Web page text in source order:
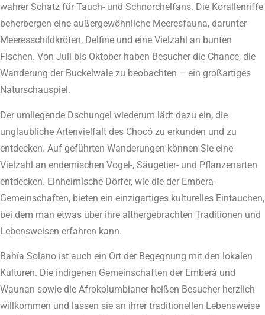
wahrer Schatz für Tauch- und Schnorchelfans. Die Korallenriffe
beherbergen eine außergewöhnliche Meeresfauna, darunter
Meeresschildkröten, Delfine und eine Vielzahl an bunten
Fischen. Von Juli bis Oktober haben Besucher die Chance, die
Wanderung der Buckelwale zu beobachten – ein großartiges
Naturschauspiel.
Der umliegende Dschungel wiederum lädt dazu ein, die
unglaubliche Artenvielfalt des Chocó zu erkunden und zu
entdecken. Auf geführten Wanderungen können Sie eine
Vielzahl an endemischen Vogel-, Säugetier- und Pflanzenarten
entdecken. Einheimische Dörfer, wie die der Embera-
Gemeinschaften, bieten ein einzigartiges kulturelles Eintauchen,
bei dem man etwas über ihre althergebrachten Traditionen und
Lebensweisen erfahren kann.
Bahía Solano ist auch ein Ort der Begegnung mit den lokalen
Kulturen. Die indigenen Gemeinschaften der Emberá und
Waunan sowie die Afrokolumbianer heißen Besucher herzlich
willkommen und lassen sie an ihrer traditionellen Lebensweise